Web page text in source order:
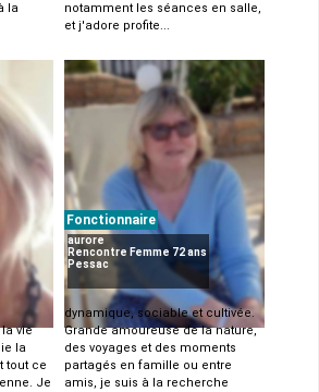
la
notamment les séances en salle,
et j'adore profite...
vie
la
tout ce
Je
Fonctionnaire
aurore
Rencontre Femme 72 ans
Pessac
dynamique, sociable et cultivée.
Grande amoureuse de la nature,
des voyages et des moments
partagés en famille ou entre
amis, je suis à la recherche